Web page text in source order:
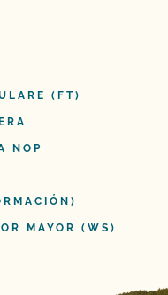
(FT)
NOP
MAYOR (WS)